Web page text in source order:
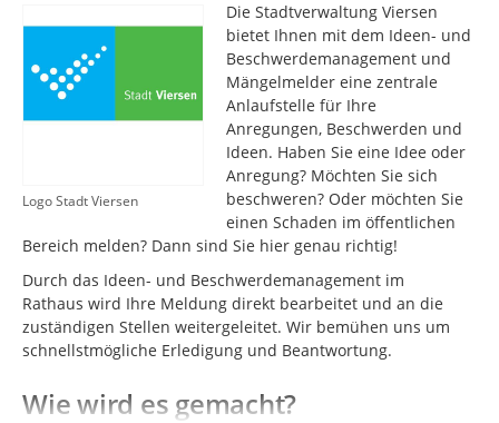
Logo Stadt Viersen
Die Stadtverwaltung Viersen
bietet Ihnen mit dem Ideen- und
Beschwerdemanagement und
Mängelmelder eine zentrale
Anlaufstelle für Ihre
Anregungen, Beschwerden und
Ideen. Haben Sie eine Idee oder
Anregung? Möchten Sie sich
beschweren? Oder möchten Sie
einen Schaden im öffentlichen
Bereich melden? Dann sind Sie hier genau richtig!
Durch das Ideen- und Beschwerdemanagement im
Rathaus wird Ihre Meldung direkt bearbeitet und an die
zuständigen Stellen weitergeleitet. Wir bemühen uns um
schnellstmögliche Erledigung und Beantwortung.
Wie wird es gemacht?